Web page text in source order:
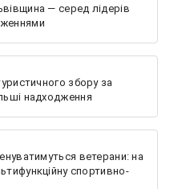
— серед лідерів
збору за
надходження
ветерани: на
спортивно-